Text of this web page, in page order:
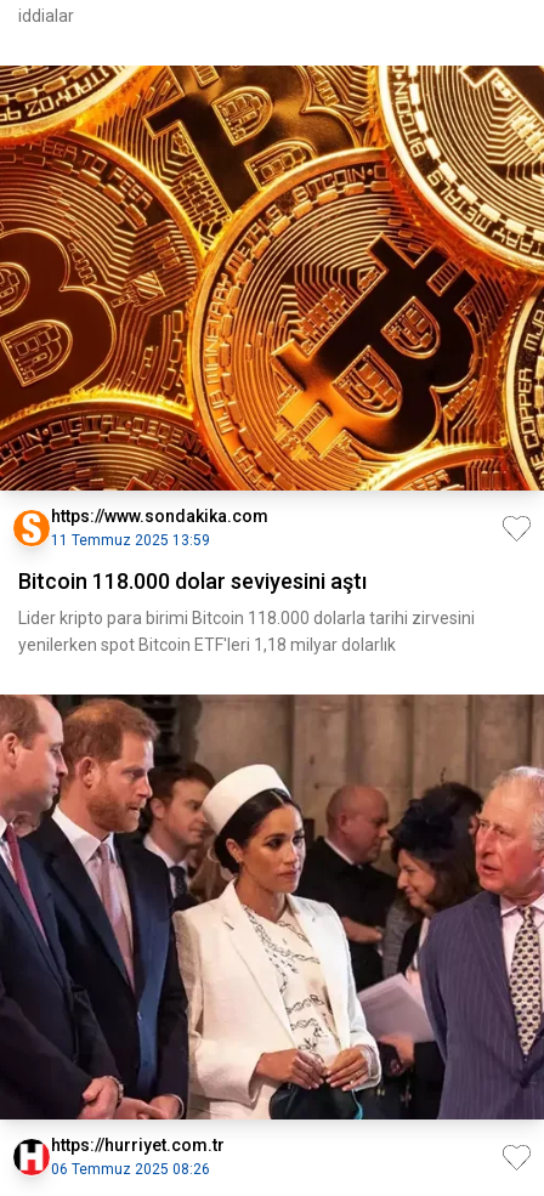
iddialar
https://www.sondakika.com
11 Temmuz 2025 13:59
Bitcoin 118.000 dolar seviyesini aştı
Lider kripto para birimi Bitcoin 118.000 dolarla tarihi zirvesini
yenilerken spot Bitcoin ETF'leri 1,18 milyar dolarlık
https://hurriyet.com.tr
06 Temmuz 2025 08:26